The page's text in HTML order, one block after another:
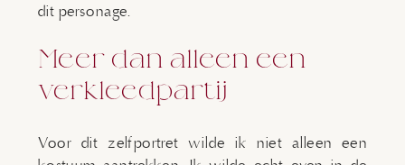
dit personage.
Meer dan alleen een
verkleedpartij
Voor dit zelfportret wilde ik niet alleen een